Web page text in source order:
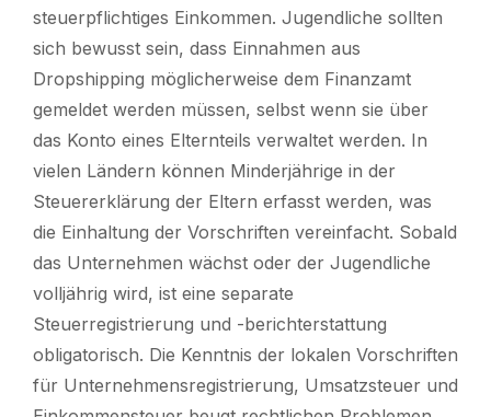
steuerpflichtiges Einkommen. Jugendliche sollten
sich bewusst sein, dass Einnahmen aus
Dropshipping möglicherweise dem Finanzamt
gemeldet werden müssen, selbst wenn sie über
das Konto eines Elternteils verwaltet werden. In
vielen Ländern können Minderjährige in der
Steuererklärung der Eltern erfasst werden, was
die Einhaltung der Vorschriften vereinfacht. Sobald
das Unternehmen wächst oder der Jugendliche
volljährig wird, ist eine separate
Steuerregistrierung und -berichterstattung
obligatorisch. Die Kenntnis der lokalen Vorschriften
für Unternehmensregistrierung, Umsatzsteuer und